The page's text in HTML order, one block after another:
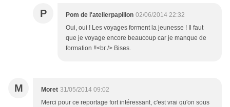
P Pom de l'atelierpapillon 02/06/2014 22:32
Oui, oui ! Les voyages forment la jeunesse ! Il faut
que je voyage encore beaucoup car je manque de
formation !!<br /> Bises.
M Moret 31/05/2014 09:02
Merci pour ce reportage fort intéressant, c'est vrai qu'on sous